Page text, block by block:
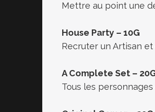
Mettre au point une
House Party – 10G
Recruter un Artisan
A Complete Set –
Tous les